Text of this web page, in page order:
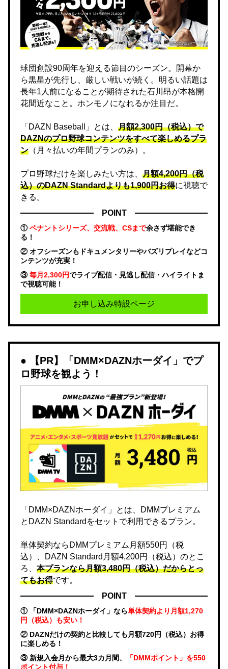
球団創設90周年を迎える節目のシーズン。開幕か
ら黒星が先行し、厳しい戦いが続く。明るい話題は
長年1人前になることが期待された石川昂が本格開
花間近なこと。ホンモノになれるか注目だ。
「DAZN Baseball」とは、 月額2,300円（税込）で
DAZNのプロ野球コンテンツをすべて楽しめるプラ
ン （月々払いの年間プランのみ）。
プロ野球だけを楽しみたい方は、 月額4,200円（税
込）のDAZN Standard​よりも1,900円お得に視聴で
きる。
POINT
①ペナントシリーズ、交流戦、CSまで余さず堪能でき
る！
② オフシーズンもドキュメンタリーやバズリプレイなどコ
ンテンツが充実！
③毎月2,300円でライブ配信・見逃し配信・ハイライトま
で視聴可能！
お申し込み特設ページ
【PR】「DMM×DAZNホーダイ」でプ
ロ野球を観よう！
「DMM×DAZNホーダイ」とは、DMMプレミアム
とDAZN Standardをセットで利用できるプラン。
単体契約ならDMMプレミアム月額550円（税
込）、DAZN Standard月額4,200円（税込）のとこ
ろ、 本プランなら月額3,480円（税込）だからとっ
てもお得です。
POINT
① 「DMM×DAZNホーダイ」なら単体契約より月額1,270
円（税込）も安い！
② DAZNだけの契約と比較しても月額720円（税込）お得
に楽しめる！
③ 新規入会月から最大3カ月間、
「DMMポイント」を550
ポイント付与！